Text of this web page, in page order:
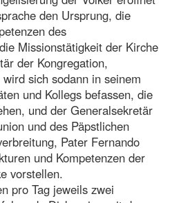
den Ursprung, die
des
Missionstätigkeit der Kirche
der Kongregation,
sich sodann in seinem
und Kollegs befassen, die
und der Generalsekretär
und des Päpstlichen
Pater Fernando
und Kompetenzen der
vorstellen.
pro Tag jeweils zwei